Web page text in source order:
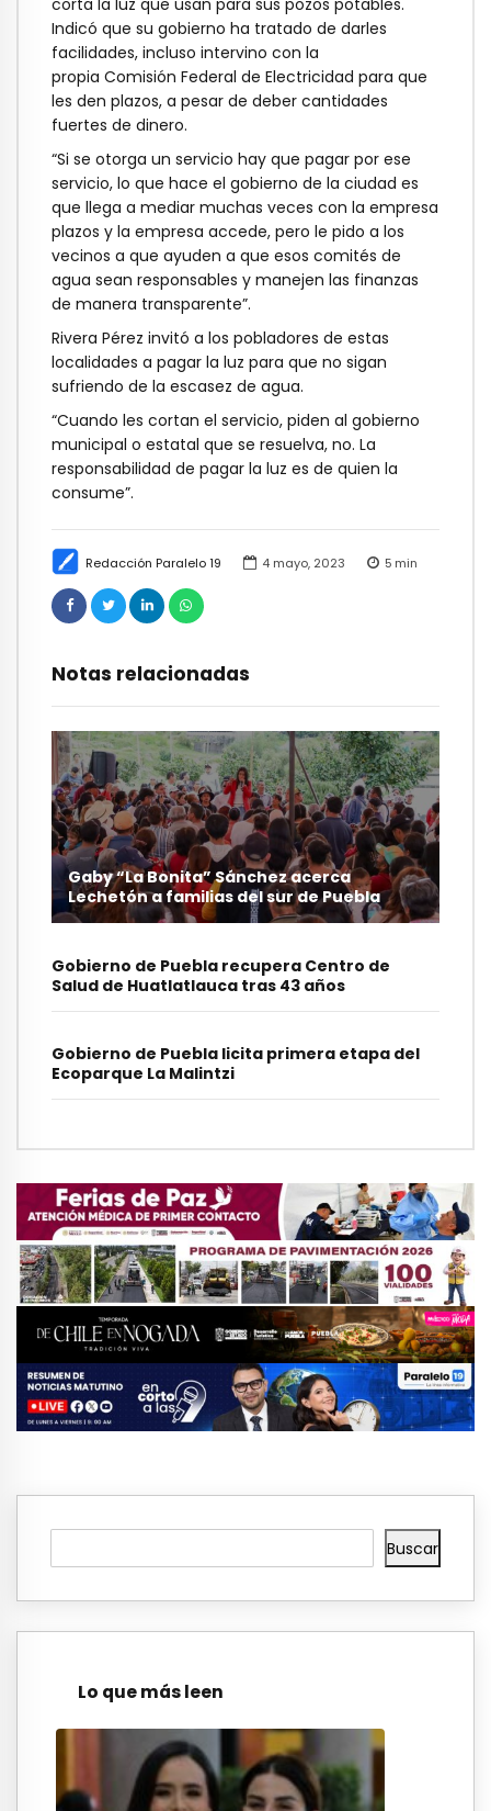
Redacción Paralelo 19 4 mayo, 2023 5 min
Notas relacionadas
Gaby “La Bonita” Sánchez acerca
Lechetón a familias del sur de Puebla
Gobierno de Puebla recupera Centro de
Salud de Huatlatlauca tras 43 años
Gobierno de Puebla licita primera etapa del
Ecoparque La Malintzi
corta la luz que usan para sus pozos potables.
Indicó que su gobierno ha tratado de darles
facilidades, incluso intervino con la
propia Comisión Federal de Electricidad para que
les den plazos, a pesar de deber cantidades
fuertes de dinero.
“Si se otorga un servicio hay que pagar por ese
servicio, lo que hace el gobierno de la ciudad es
que llega a mediar muchas veces con la empresa
plazos y la empresa accede, pero le pido a los
vecinos a que ayuden a que esos comités de
agua sean responsables y manejen las finanzas
de manera transparente”.
Rivera Pérez invitó a los pobladores de estas
localidades a pagar la luz para que no sigan
sufriendo de la escasez de agua.
“Cuando les cortan el servicio, piden al gobierno
municipal o estatal que se resuelva, no. La
responsabilidad de pagar la luz es de quien la
consume”.
Buscar
Lo que más leen